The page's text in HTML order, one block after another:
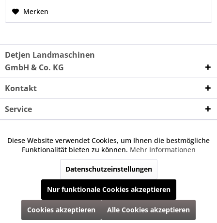
Merken
Detjen Landmaschinen
GmbH & Co. KG
Kontakt
Service
angebotenen Ersatzteilen um keine Originalteile. Die
angegebene Nummer dient nur zu Vergleichszwecken.
* Alle Preise inkl. gesetzl. Mehrwertsteuer zzgl.Versandkostenund ggf.
Nachnahmegebühren, wenn nicht anders beschrieben
Funktionale Aktiv
Inaktiv
Tracking Inaktiv
Diese Website verwendet Cookies, um Ihnen die bestmögliche
Funktionalität bieten zu können. Mehr Informationen
Datenschutzeinstellungen
Nur funktionale Cookies akzeptieren
Cookies akzeptieren Alle Cookies akzeptieren